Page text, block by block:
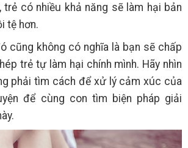
trẻ có nhiều khả năng sẽ làm hại bản
tệ hơn.
cũng không có nghĩa là bạn sẽ chấp
trẻ tự làm hại chính mình. Hãy nhìn
phải tìm cách để xử lý cảm xúc của
để cùng con tìm biện pháp giải